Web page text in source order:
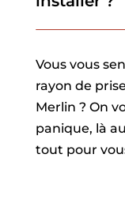
Vous vous
rayon de
Merlin ? On
panique, là
tout pour